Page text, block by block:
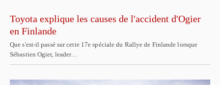
Toyota explique les causes de l'accident d'Ogier
en Finlande
Que s'est-il passé sur cette 17e spéciale du Rallye de Finlande lorsque
Sébastien Ogier, leader…